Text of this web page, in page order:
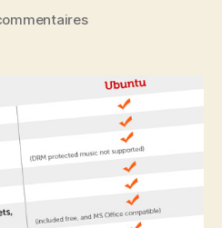
sur
que
souhaite
l’on
propos